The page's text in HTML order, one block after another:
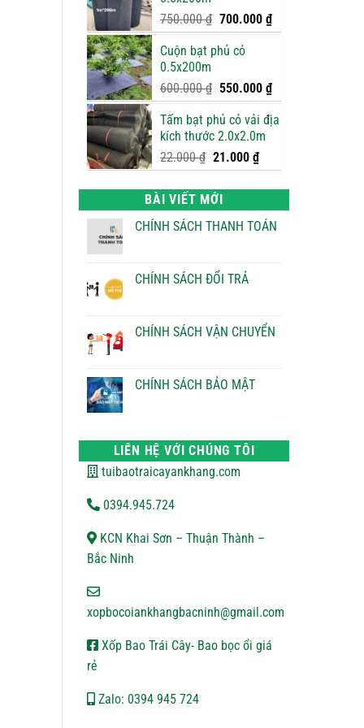
900.000 ₫.
750.000₫ Giá
gốc
là:
700.000 ₫Giá
hiện
700.000 ₫.
Cuộn bạt phủ cỏ
0.5x200m
600.000₫ Giá
gốc
là:
600.000 ₫.
550.000 ₫Giá
hiện
tại
Tấm bạt phủ cỏ vải địa
kích thước 2.0x2.0m
22.000₫ Giá
gốc
là:
22.000 ₫.
21.000 ₫Giá
hiện
tại
là:
21.000 ₫.
BÀI VIẾT MỚI
CHÍNH SÁCH THANH TOÁN
luận
ở
TOÁN
CHÍNH SÁCH ĐỔI TRẢ
luận
ở
TRẢ
CHÍNH SÁCH VẬN CHUYỂN
luận
ởCHÍNH SÁCH BẢO MẬT
ở
CHÍNH
SÁCH
BẢO
LIÊN HỆ VỚI CHÚNG TÔI
tuibaotraicayankhang.com
0394.945.724
KCN Khai Sơn – Thuận Thành –
Bắc Ninh
xopbocoiankhangbacninh@gmail.com
Xốp Bao Trái Cây- Bao bọc ổi giá
rẻ
Zalo: 0394 945 724